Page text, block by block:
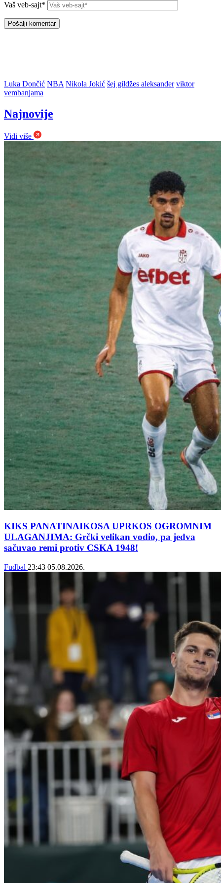
Vaš veb-sajt*
Luka Dončić NBA Nikola Jokić šej gildžes aleksander viktor
vembanjama
Najnovije
Vidi više
KIKS PANATINAIKOSA UPRKOS OGROMNIM
ULAGANJIMA: Grčki velikan vodio, pa jedva
sačuvao remi protiv CSKA 1948!
Fudbal 23:43 05.08.2026.